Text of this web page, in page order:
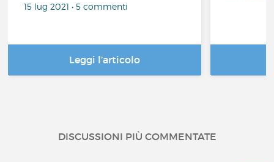
15 lug 2021 • 5 commenti
Leggi l’articolo
DISCUSSIONI PIÙ COMMENTATE